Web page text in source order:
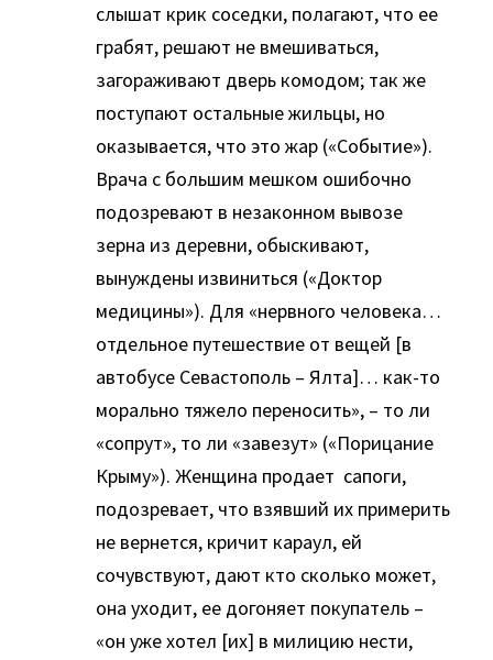
слышат крик соседки, полагают, что ее
грабят, решают не вмешиваться,
загораживают дверь комодом; так же
поступают остальные жильцы, но
оказывается, что это жар («Событие»).
Врача с большим мешком ошибочно
подозревают в незаконном вывозе
зерна из деревни, обыскивают,
вынуждены извиниться («Доктор
медицины»). Для «нервного человека…
отдельное путешествие от вещей [в
автобусе Севастополь – Ялта]… как-то
морально тяжело переносить», – то ли
«сопрут», то ли «завезут» («Порицание
Крыму»). Женщина продает сапоги,
подозревает, что взявший их примерить
не вернется, кричит караул, ей
сочувствуют, дают кто сколько может,
она уходит, ее догоняет покупатель –
«он уже хотел [их] в милицию нести,